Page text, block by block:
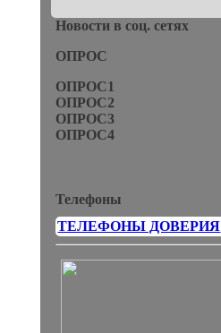
Новости в соц. сетях
ОПРОС
ОПРОС1
ОПРОС2
ОПРОС3
ОПРОС4
Телефоны
ТЕЛЕФОНЫ ДОВЕРИЯ